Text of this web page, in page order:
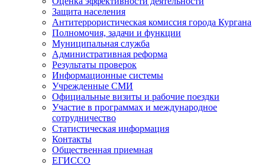
Защита населения
Антитеррористическая комиссия города Кургана
Полномочия, задачи и функции
Муниципальная служба
Административная реформа
Результаты проверок
Информационные системы
Учрежденные СМИ
Официальные визиты и рабочие поездки
Участие в программах и международное
сотрудничество
Статистическая информация
Контакты
Общественная приемная
ЕГИССО